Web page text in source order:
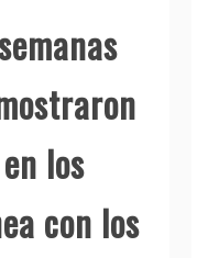
los
con los